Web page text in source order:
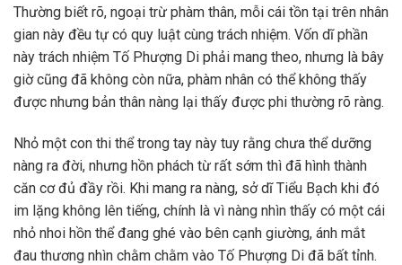
Thường biết rõ, ngoại trừ phàm thân, mỗi cái tồn tại trên nhân
gian này đều tự có quy luật cùng trách nhiệm. Vốn dĩ phần
này trách nhiệm Tố Phượng Di phải mang theo, nhưng là bây
giờ cũng đã không còn nữa, phàm nhân có thể không thấy
được nhưng bản thân nàng lại thấy được phi thường rõ ràng.
Nhỏ một con thi thể trong tay này tuy rằng chưa thể dưỡng
nàng ra đời, nhưng hồn phách từ rất sớm thì đã hình thành
căn cơ đủ đầy rồi. Khi mang ra nàng, sở dĩ Tiểu Bạch khi đó
im lặng không lên tiếng, chính là vì nàng nhìn thấy có một cái
nhỏ nhoi hồn thể đang ghé vào bên cạnh giường, ánh mắt
đau thương nhìn chằm chằm vào Tố Phượng Di đã bất tỉnh.